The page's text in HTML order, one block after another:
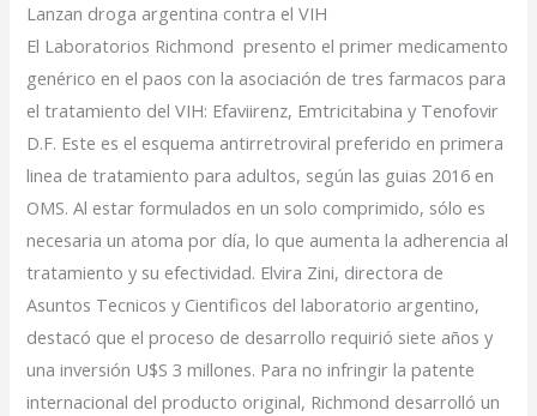
Lanzan droga argentina contra el VIH
El Laboratorios Richmond presento el primer medicamento
genérico en el paos con la asociación de tres farmacos para
el tratamiento del VIH: Efaviirenz, Emtricitabina y Tenofovir
D.F. Este es el esquema antirretroviral preferido en primera
linea de tratamiento para adultos, según las guias 2016 en
OMS. Al estar formulados en un solo comprimido, sólo es
necesaria un atoma por día, lo que aumenta la adherencia al
tratamiento y su efectividad. Elvira Zini, directora de
Asuntos Tecnicos y Cientificos del laboratorio argentino,
destacó que el proceso de desarrollo requirió siete años y
una inversión U$S 3 millones. Para no infringir la patente
internacional del producto original, Richmond desarrolló un